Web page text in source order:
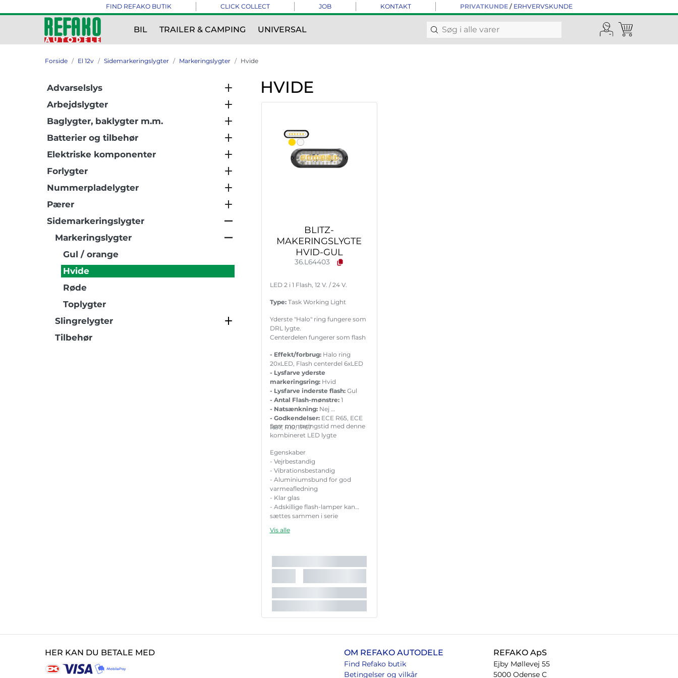
FIND REFAKO BUTIK CLICK COLLECT JOB KONTAKT PRIVATKUNDE/ ERHVERVSKUNDE
BIL TRAILER & CAMPING UNIVERSAL
Forside El 12v Sidemarkeringslygter Markeringslygter Hvide
Advarselslys
Arbejdslygter
Baglygter, baklygter m.m.
Batterier og tilbehør
Elektriske komponenter
Forlygter
Nummerpladelygter
Pærer
Sidemarkeringslygter
Markeringslygter
Gul / orange
Hvide
Røde
Toplygter
Slingrelygter
Tilbehør
HVIDE
BLITZ-
MAKERINGSLYGTE
HVID-GUL
36.L64403
LED 2 i 1 Flash, 12 V. / 24 V.
Type:Task Working Light
Yderste "Halo" ring fungere som
DRL lygte.
Centerdelen fungerer som flash
- Effekt/forbrug:Halo ring
20xLED, Flash centerdel 6xLED
- Lysfarve yderste
markeringsring:Hvid
- Lysfarve inderste flash:Gul
- Antal Flash-mønstre:1
- Natsænkning:Nej
- Godkendelser:ECE R65, ECE
R87, R10, IP67
Spar monteringstid med denne
kombineret LED lygte
Egenskaber
- Vejrbestandig
- Vibrationsbestandig
- Aluminiumsbund for god
varmeafledning
- Klar glas
- Adskillige flash-lamper kan
sættes sammen i serie
Vis alle
HER KAN DU BETALE MED OM REFAKO AUTODELE
Find Refako butik
Betingelser og vilkår
REFAKO ApS
Ejby Møllevej 55
5000 Odense C